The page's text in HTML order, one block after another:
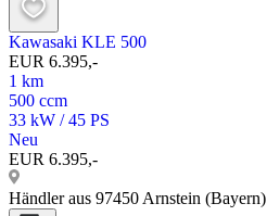
Kawasaki KLE 500
EUR 6.395,-
1 km
500 ccm
33 kW / 45 PS
Neu
EUR 6.395,-
Händler aus 97450 Arnstein (Bayern)